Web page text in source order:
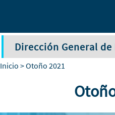
Dirección General
Inicio > Otoño 2021